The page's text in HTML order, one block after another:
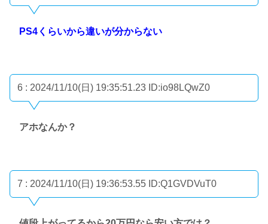
PS4くらいから違いが分からない
6 : 2024/11/10(日) 19:35:51.23 ID:io98LQwZ0
アホなんか？
7 : 2024/11/10(日) 19:36:53.55 ID:Q1GVDVuT0